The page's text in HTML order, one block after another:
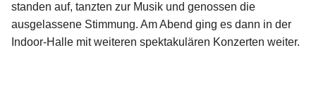
standen auf, tanzten zur Musik und genossen die
ausgelassene Stimmung. Am Abend ging es dann in der
Indoor-Halle mit weiteren spektakulären Konzerten weiter.